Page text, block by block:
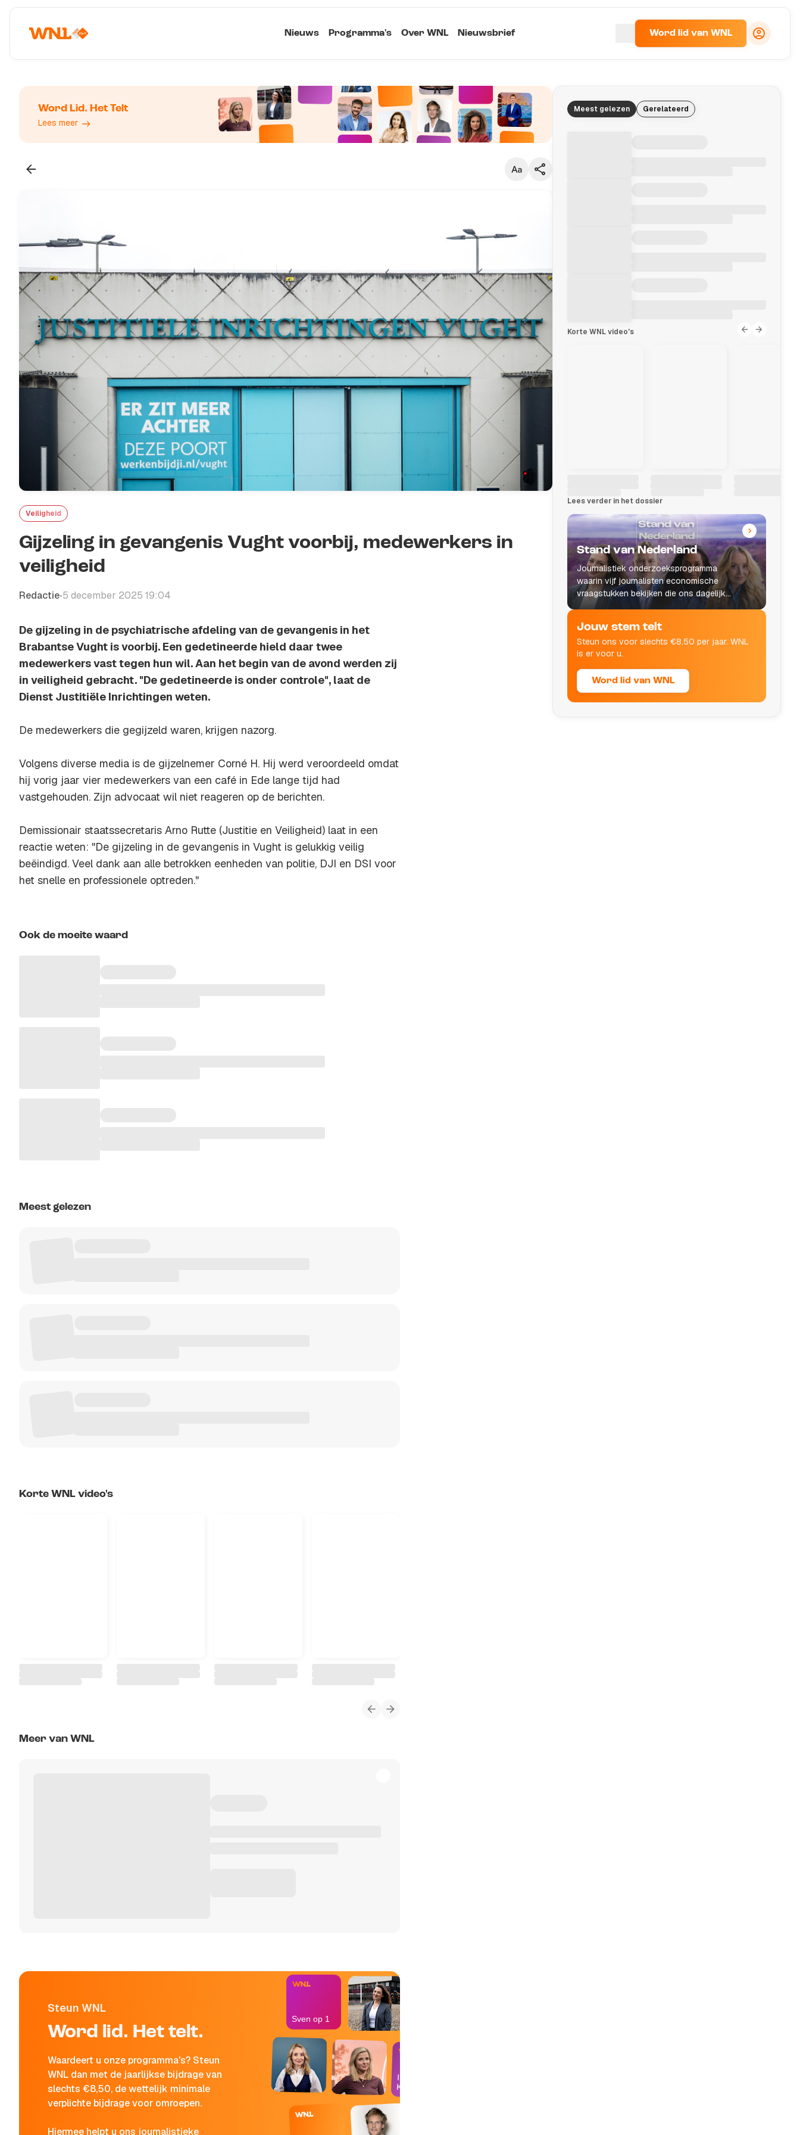
Nieuws Programma's Over WNL Nieuwsbrief Word lid van WNL
Word Lid. Het Telt
Lees meer
Standaard
Veiligheid
Gijzeling in gevangenis Vught voorbij, medewerkers in
veiligheid
Redactie•5 december 2025 19:04
De gijzeling in de psychiatrische afdeling van de gevangenis in het
Brabantse Vught is voorbij. Een gedetineerde hield daar twee
medewerkers vast tegen hun wil. Aan het begin van de avond werden zij
in veiligheid gebracht. "De gedetineerde is onder controle", laat de
Dienst Justitiële Inrichtingen weten.
De medewerkers die gegijzeld waren, krijgen nazorg.
Volgens diverse media is de gijzelnemer Corné H. Hij werd veroordeeld omdat
hij vorig jaar vier medewerkers van een café in Ede lange tijd had
vastgehouden. Zijn advocaat wil niet reageren op de berichten.
Demissionair staatssecretaris Arno Rutte (Justitie en Veiligheid) laat in een
reactie weten: "De gijzeling in de gevangenis in Vught is gelukkig veilig
beëindigd. Veel dank aan alle betrokken eenheden van politie, DJI en DSI voor
het snelle en professionele optreden."
Ook de moeite waard
Meest gelezen
Korte WNL video's
Meer van WNL
Steun WNL
Word lid. Het telt.
Waardeert u onze programma's? Steun
WNL dan met de jaarlijkse bijdrage van
slechts €8,50, de wettelijk minimale
verplichte bijdrage voor omroepen.
Hiermee helpt u ons journalistieke
In de
Kantine
Sven op 1
Meest gelezen Gerelateerd
Korte WNL video's
Lees verder in het dossier
Stand van Nederland
Journalistiek onderzoeksprogramma
waarin vijf journalisten economische
vraagstukken bekijken die ons dagelijks
leven raken.
Jouw stem telt
Steun ons voor slechts €8,50 per jaar. WNL
is er voor u.
Word lid van WNL